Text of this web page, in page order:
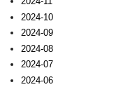
2024-10
2024-09
2024-08
2024-07
2024-06